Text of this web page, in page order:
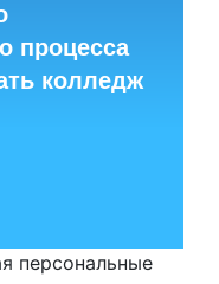
процесса
колледж
персональные